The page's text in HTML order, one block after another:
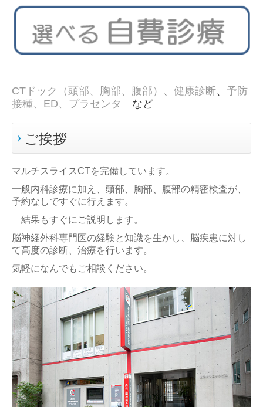
CTドック（頭部、胸部、腹部） 、 健康診断、 予防
接種、 ED、 プラセンタ など
ご挨拶
マルチスライスCTを完備しています。
一般内科診療に加え、頭部、胸部、腹部の精密検査が、
予約なしですぐに行えます。
結果もすぐにご説明します。
脳神経外科専門医の経験と知識を生かし、脳疾患に対し
て高度の診断、治療を行います。
気軽になんでもご相談ください。